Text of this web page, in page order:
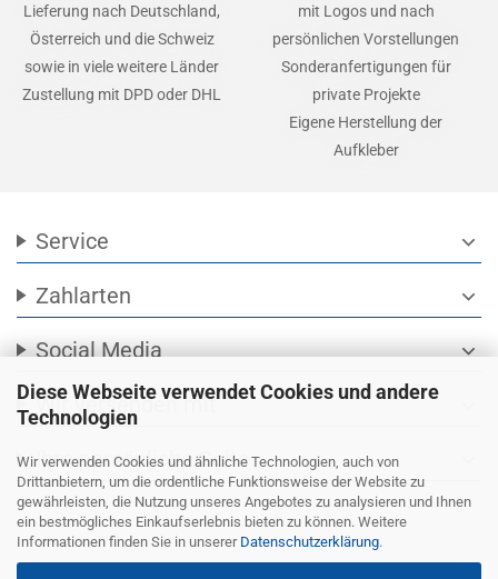
Diese Webseite verwendet Cookies und andere
Technologien
Wir verwenden Cookies und ähnliche Technologien, auch von
Drittanbietern, um die ordentliche Funktionsweise der Website zu
gewährleisten, die Nutzung unseres Angebotes zu analysieren und Ihnen
ein bestmögliches Einkaufserlebnis bieten zu können. Weitere
Informationen finden Sie in unserer Datenschutzerklärung.
Lieferung nach Deutschland,
Österreich und die Schweiz
sowie in viele weitere Länder
Zustellung mit DPD oder DHL
mit Logos und nach
persönlichen Vorstellungen
Sonderanfertigungen für
private Projekte
Eigene Herstellung der
Aufkleber
Service expand_more
Zahlarten expand_more
Social Media expand_more
Wir versenden mit
Ihre persönliche Seite